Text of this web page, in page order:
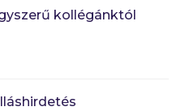
kollégánktól